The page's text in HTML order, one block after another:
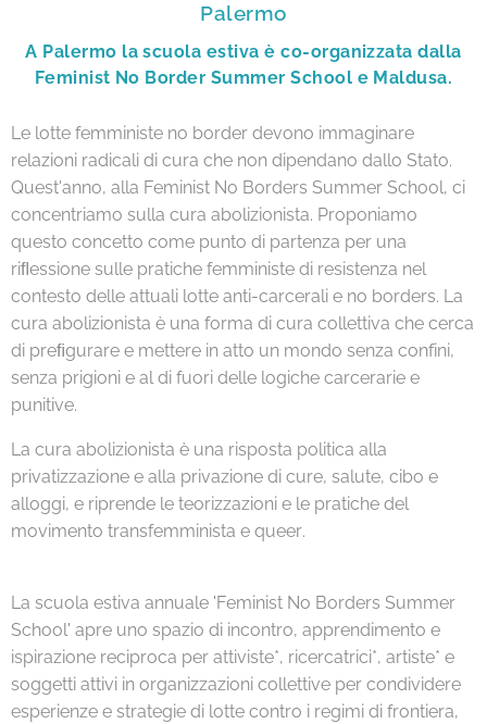
Palermo
A Palermo la scuola estiva è co-organizzata dalla
Feminist No Border Summer School e Maldusa.
Le lotte femministe no border devono immaginare
relazioni radicali di cura che non dipendano dallo Stato.
Quest'anno, alla Feminist No Borders Summer School, ci
concentriamo sulla cura abolizionista. Proponiamo
questo concetto come punto di partenza per una
riﬂessione sulle pratiche femministe di resistenza nel
contesto delle attuali lotte anti-carcerali e no borders. La
cura abolizionista è una forma di cura collettiva che cerca
di preﬁgurare e mettere in atto un mondo senza confini,
senza prigioni e al di fuori delle logiche carcerarie e
punitive.
La cura abolizionista è una risposta politica alla
privatizzazione e alla privazione di cure, salute, cibo e
alloggi, e riprende le teorizzazioni e le pratiche del
movimento transfemminista e queer.
La scuola estiva annuale 'Feminist No Borders Summer
School' apre uno spazio di incontro, apprendimento e
ispirazione reciproca per attiviste*, ricercatrici*, artiste* e
soggetti attivi in organizzazioni collettive per condividere
esperienze e strategie di lotte contro i regimi di frontiera,